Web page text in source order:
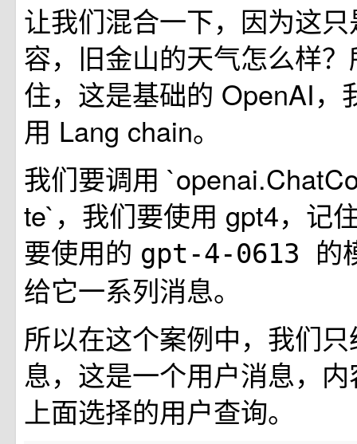
让我们混合一下，因为这
容，旧金山的天气怎么样
住，这是基础的 OpenAI，
用 Lang chain。
我们要调用
te`，我们要使用 gpt4，记
要使用的 gpt-4-0613 的
给它一系列消息。
所以在这个案例中，我们
息，这是一个用户消息，
上面选择的用户查询。